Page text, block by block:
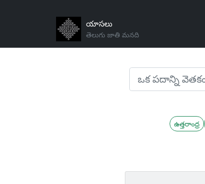
యాసలు
తెలుగు జాతి మనది
ఉత్తరాంధ్ర